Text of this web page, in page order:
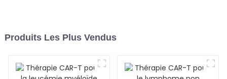
Produits Les Plus Vendus